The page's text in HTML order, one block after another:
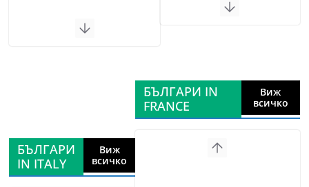
БЪЛГАРИ
IN ITALY
Виж
всичко
БЪЛГАРИ IN
FRANCE
Виж
всичко